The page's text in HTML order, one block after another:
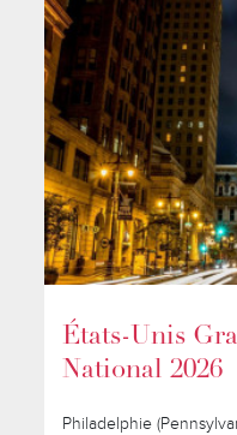
États-Unis
National 2026
Philadelphie